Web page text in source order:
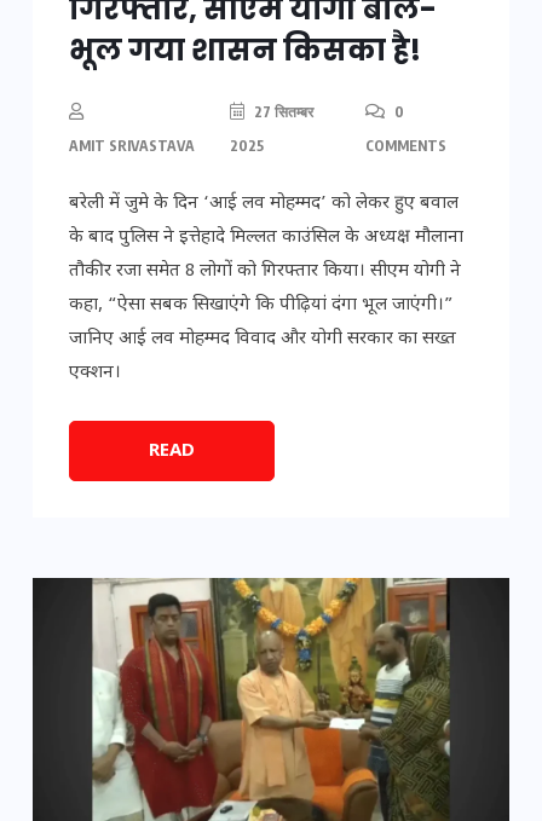
गिरफ्तार, सीएम योगी बोले-
भूल गया शासन किसका है!
AMIT SRIVASTAVA
27 सितम्बर
2025
0
COMMENTS
बरेली में जुमे के दिन ‘आई लव मोहम्मद’ को लेकर हुए बवाल
के बाद पुलिस ने इत्तेहादे मिल्लत काउंसिल के अध्यक्ष मौलाना
तौकीर रजा समेत 8 लोगों को गिरफ्तार किया। सीएम योगी ने
कहा, “ऐसा सबक सिखाएंगे कि पीढ़ियां दंगा भूल जाएंगी।”
जानिए आई लव मोहम्मद विवाद और योगी सरकार का सख्त
एक्शन।
READ